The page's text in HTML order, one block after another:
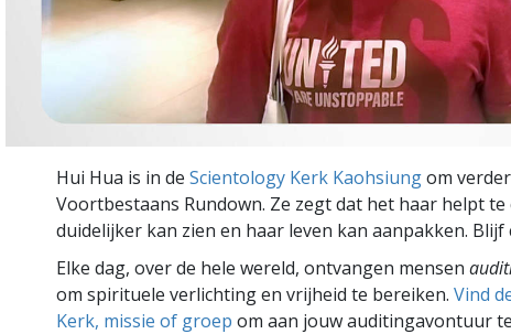
Hui Hua is in de Scientology Kerk Kaohsiungom
Voortbestaans Rundown. Ze zegt dat het haar helpt
duidelijker kan zien en haar leven kan aanpakken.
Elke dag, over de hele wereld, ontvangen mensen
om spirituele verlichting en vrijheid te bereiken. Vind
Kerk, missie of groep om aan jouw auditingavontuur